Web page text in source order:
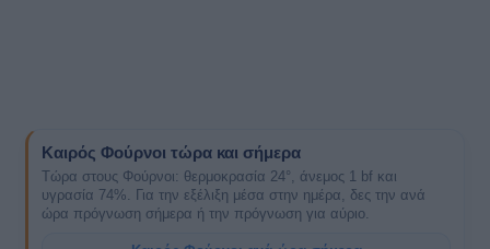
Καιρός Φούρνοι τώρα και σήμερα
Τώρα στους Φούρνοι: θερμοκρασία 24°, άνεμος 1 bf και
υγρασία 74%. Για την εξέλιξη μέσα στην ημέρα, δες την ανά
ώρα πρόγνωση σήμερα ή την πρόγνωση για αύριο.